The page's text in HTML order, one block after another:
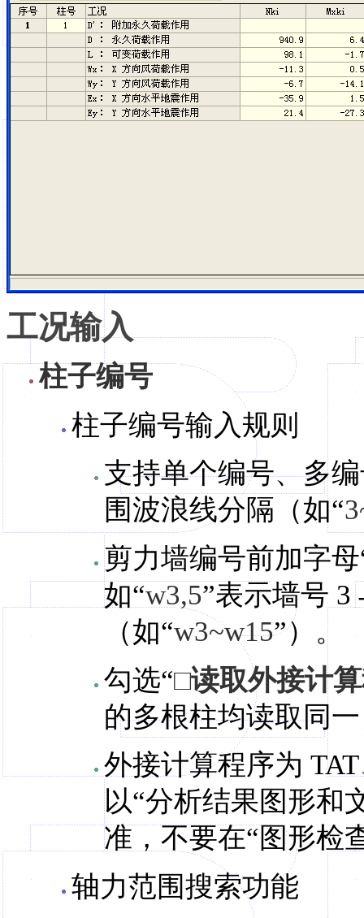
工况输入
柱子编号
柱子编号输入规则
支持单个编号、多
围波浪线分隔（如“
剪力墙编号前加字
如“w3,5”表示墙号 3
（如“w3~w15”）。
勾选“□读取外接计
的多根柱均读取同
外接计算程序为
以“分析结果图形和
准，不要在“图形检
轴力范围搜索功能